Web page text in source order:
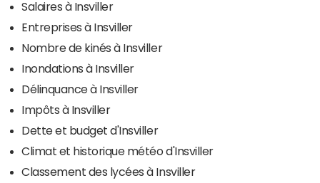
Salaires à Insviller
Entreprises à Insviller
Nombre de kinés à Insviller
Inondations à Insviller
Délinquance à Insviller
Impôts à Insviller
Dette et budget d'Insviller
Climat et historique météo d'Insviller
Classement des lycées à Insviller